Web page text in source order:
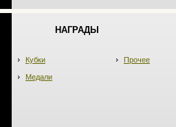
НАГРАДЫ
Кубки
Медали
Прочее